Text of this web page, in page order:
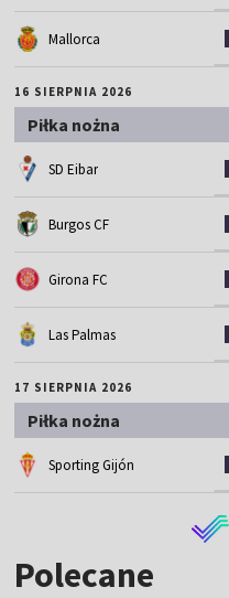
Mallorca
16 SIERPNIA 2026
Piłka nożna
SD Eibar
Burgos CF
Girona FC
Las Palmas
17 SIERPNIA 2026
Piłka nożna
Sporting Gijón
Polecane